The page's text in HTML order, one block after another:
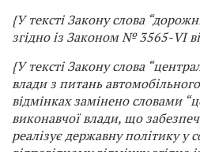
{У тексті Закону слова
згідно із Законом № 3565-VI
{У тексті Закону слова
влади з питань
відмінках замінено словами
виконавчої влади, що
реалізує державну політику у